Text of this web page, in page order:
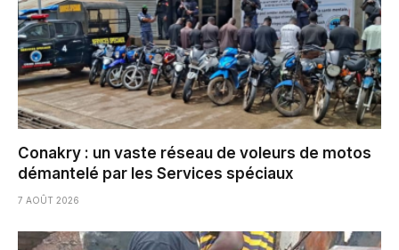
Conakry : un vaste réseau de voleurs de motos
démantelé par les Services spéciaux
7 AOÛT 2026